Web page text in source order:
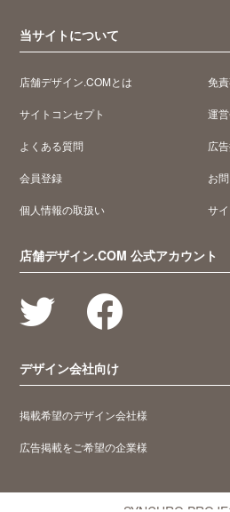
当サイトについて
店舗デザイン.COMとは
サイトコンセプト
よくある質問
会員登録
個人情報の取扱い
免
運
広
お
サ
店舗デザイン.COM 公式アカウント
デザイン会社向け
掲載希望のデザイン会社様
広告掲載をご希望の企業様